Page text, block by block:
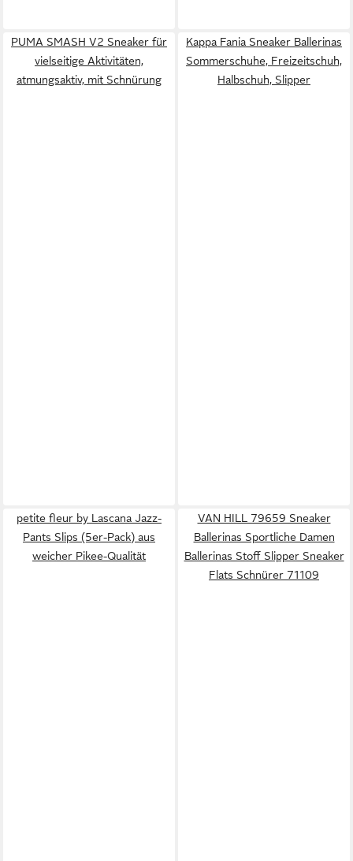
PUMA SMASH V2 Sneaker für
vielseitige Aktivitäten,
atmungsaktiv, mit Schnürung
Kappa Fania Sneaker Ballerinas
Sommerschuhe, Freizeitschuh,
Halbschuh, Slipper
petite fleur by Lascana Jazz-
Pants Slips (5er-Pack) aus
weicher Pikee-Qualität
VAN HILL 79659 Sneaker
Ballerinas Sportliche Damen
Ballerinas Stoff Slipper Sneaker
Flats Schnürer 71109